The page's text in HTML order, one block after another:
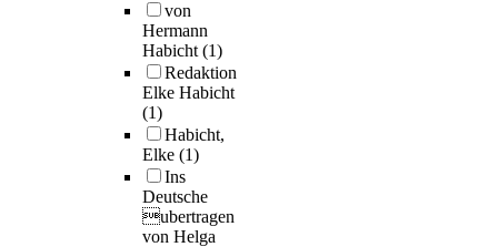
von
Hermann
Habicht(1)
Redaktion
Elke Habicht
(1)
Habicht,
Elke (1)
Ins
Deutsche
ubertragen
von Helga